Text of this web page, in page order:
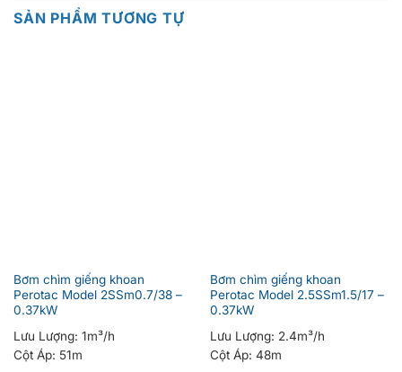
SẢN PHẨM TƯƠNG TỰ
Bơm chìm giếng khoan
Perotac Model 2SSm0.7/38 –
0.37kW
Lưu Lượng: 1m³/h
Cột Áp: 51m
Bơm chìm giếng khoan
Perotac Model 2.5SSm1.5/17 –
0.37kW
Lưu Lượng: 2.4m³/h
Cột Áp: 48m